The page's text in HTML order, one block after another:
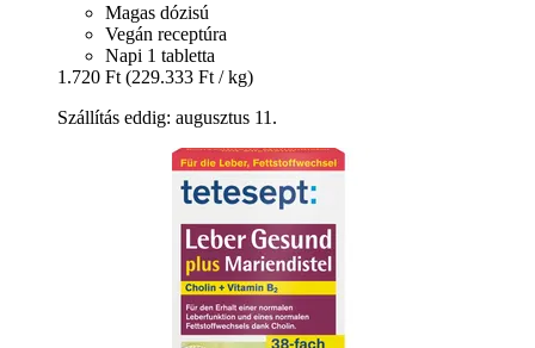
Magas dózisú
Vegán receptúra
Napi 1 tabletta
1.720 Ft (229.333 Ft / kg)
Szállítás eddig: augusztus 11.